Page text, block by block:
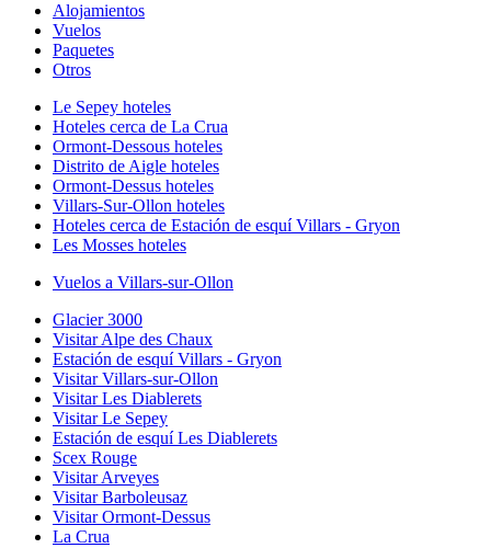
Alojamientos
Vuelos
Paquetes
Otros
Le Sepey hoteles
Hoteles cerca de La Crua
Ormont-Dessous hoteles
Distrito de Aigle hoteles
Ormont-Dessus hoteles
Villars-Sur-Ollon hoteles
Hoteles cerca de Estación de esquí Villars - Gryon
Les Mosses hoteles
Vuelos a Villars-sur-Ollon
Glacier 3000
Visitar Alpe des Chaux
Estación de esquí Villars - Gryon
Visitar Villars-sur-Ollon
Visitar Les Diablerets
Visitar Le Sepey
Estación de esquí Les Diablerets
Scex Rouge
Visitar Arveyes
Visitar Barboleusaz
Visitar Ormont-Dessus
La Crua